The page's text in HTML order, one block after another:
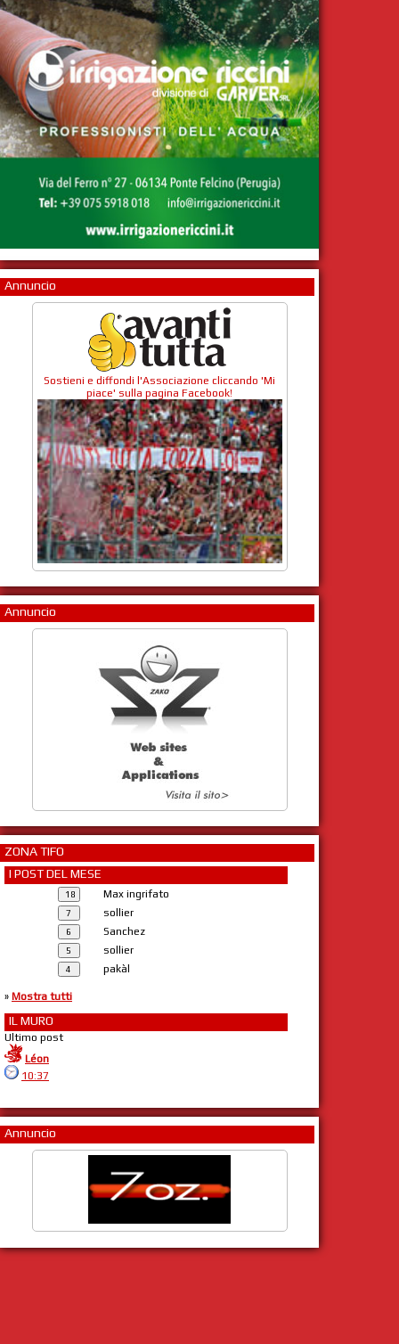
Annuncio
Sostieni e diffondi l'Associazione cliccando 'Mi
piace' sulla pagina Facebook!
Annuncio
ZONA TIFO
I POST DEL MESE
Max ingrifato
sollier
Sanchez
sollier
pakàl
» Mostra tutti
IL MURO
Ultimo post
Léon
10:37
Annuncio